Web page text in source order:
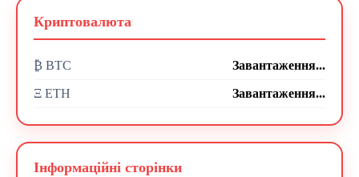
Криптовалюта
₿ BTC Завантаження...
Ξ ETH Завантаження...
Інформаційні сторінки